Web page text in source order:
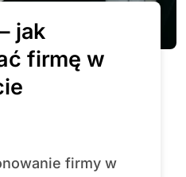
jak
firmę w